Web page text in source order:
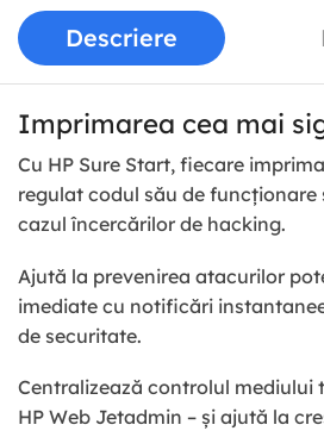
Descriere
Imprimarea cea mai
Cu HP Sure Start, fiecare
regulat codul său de funcționare
cazul încercărilor de hacking.
Ajută la prevenirea atacurilor
imediate cu notificări
de securitate.
Centralizează controlul mediului
HP Web Jetadmin – și ajută la